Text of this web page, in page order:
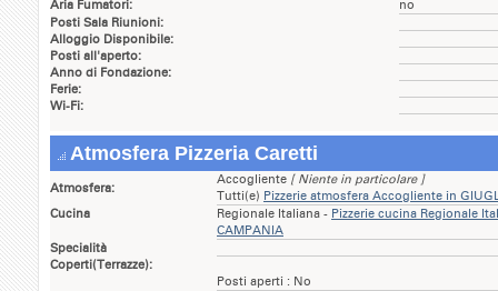
Aria Fumatori:
no
Posti Sala Riunioni:
Alloggio Disponibile:
Posti all'aperto:
Anno di Fondazione:
Ferie:
Wi-Fi:
Atmosfera Pizzeria Caretti
Atmosfera:
Accogliente [ Niente in particolare ]
Tutti(e) Pizzerie atmosfera Accogliente in
Cucina
Regionale Italiana - Pizzerie cucina Regionale
CAMPANIA
Specialità
Coperti(Terrazze):
Posti aperti : No